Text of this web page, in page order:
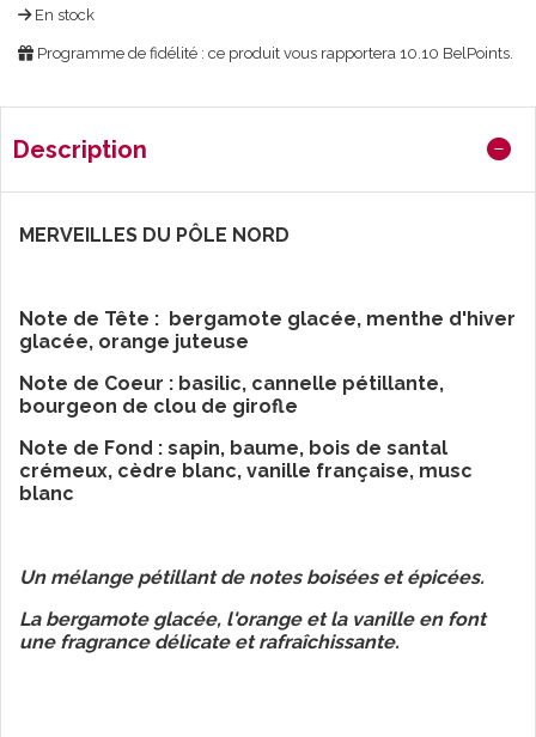
En stock
Programme de fidélité : ce produit vous rapportera 10.10 BelPoints.
Description
MERVEILLES DU PÔLE NORD
Note de Tête : bergamote glacée, menthe d'hiver
glacée, orange juteuse
Note de Coeur : basilic, cannelle pétillante,
bourgeon de clou de girofle
Note de Fond : sapin, baume, bois de santal
crémeux, cèdre blanc, vanille française, musc
blanc
Un mélange pétillant de notes boisées et épicées.
La bergamote glacée, l'orange et la vanille en font
une fragrance délicate et rafraîchissante.